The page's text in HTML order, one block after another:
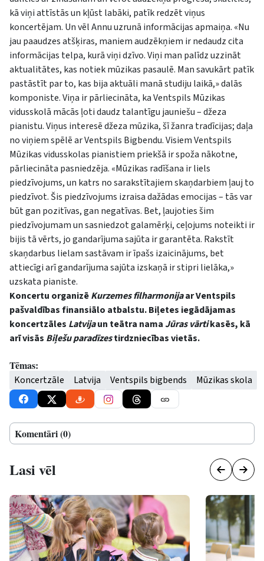
kā viņi attīstās un kļūst labāki, patīk redzēt viņus
koncertējam. Un vēl Annu uzrunā informācijas apmaiņa. «Nu
jau paaudzes atšķiras, maniem audzēkņiem ir nedaudz cita
informācijas telpa, kurā viņi dzīvo. Viņi man palīdz uzzināt
aktualitātes, kas notiek mūzikas pasaulē. Man savukārt patīk
pastāstīt par to, kas bija aktuāli manā studiju laikā,» dalās
komponiste. Viņa ir pārliecināta, ka Ventspils Mūzikas
vidusskolā mācās ļoti daudz talantīgu jauniešu – džeza
pianistu. Viņus interesē džeza mūzika, šī žanra tradīcijas; daļa
no viņiem spēlē ar Ventspils Bigbendu. Visiem Ventspils
Mūzikas vidusskolas pianistiem priekšā ir spoža nākotne,
pārliecināta pasniedzēja. «Mūzikas radīšana ir liels
piedzīvojums, un katrs no sarakstītajiem skaņdarbiem ļauj to
piedzīvot. Šis piedzīvojums izraisa dažādas emocijas – tās var
būt gan pozitīvas, gan negatīvas. Bet, ļaujoties šim
piedzīvojumam un sasniedzot galamērķi, ceļojums noteikti ir
bijis tā vērts, jo gandarījuma sajūta ir garantēta. Rakstīt
skaņdarbus lielam sastāvam ir īpašs izaicinājums, bet
attiecīgi arī gandarījuma sajūta izskaņā ir stipri lielāka,»
uzskata pianiste.
Koncertu organizēKurzemes filharmonijaar Ventspils
pašvaldības finansiālo atbalstu. Biļetes iegādājamas
koncertzāles Latvijaun teātra nama Jūras vārtikasēs, kā
arī visās Biļešu paradīzestirdzniecības vietās.
Tēmas:
Koncertzāle Latvija Ventspils bigbends Mūzikas skola
Komentāri (0)
Lasi vēl